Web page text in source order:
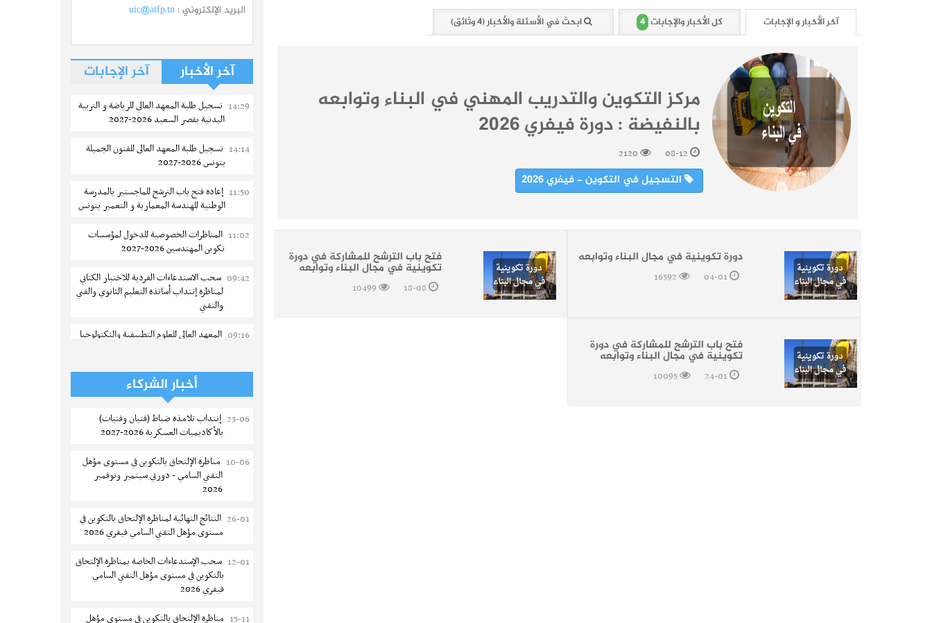
آخر الأخبار و الإجابات كل الأخبار والإجابات 4 ابحث في الأسئلة والأخبار (4 وثائق)
مركز التكوين والتدريب المهني في البناء وتوابعه
بالنفيضة : دورة فيفري 2026
08-12
2120
التسجيل في التكوين - فيفري 2026
دورة تكوينية في مجال البناء وتوابعه فتح باب الترشح للمشاركة في دورة
تكوينية في مجال البناء وتوابعه
18-08
10499
فتح باب الترشح للمشاركة في دورة
تكوينية في مجال البناء وتوابعه
البريد الإلكتروني :uic@atfp.tn
آخر الأخبار آخر الإجابات
14:29 تسجيل طلبة المعهد العالي للرياضة و التربية
البدنية بقصر السعيد 2026-2027
14:14 تسجيل طلبة المعهد العالى للفنون الجميلة
بتونس 2026-2027
11:50 إعادة فتح باب الترشح للماجستير بالمدرسة
الوطنية للهندسة المعمارية و التعمير بتونس
11:02 المناظرات الخصوصية للدخول لمؤسسات
تكوين المهندسين 2026-2027
09:42 سحب الاستدعاءات الفردية للاختبار الكتابي
لمناظرة إنتداب أساتذة التعليم الثانوي والفني
والتقني
09:16 المعهد العالي للعلوم التطبيقية والتكنولوجيا
الترشح للماجستير بالمعهد العالي لمهن
الموضة بالمنستير 2026-2027
06-08 سحب إستدعاء مناظرة إعادة التوجيه أوت
2026 - جامعة سوسة
05-08 تمديد آجال الترشح للماجستير بالمعهد
2027
05-08 بلاغ حول مواعيد الترسيم المدرسي عن بعد
بعنوان السنة الدراسية 2026-2027
05-08 الإعلان عن نتائج الدورة الرئيسية للتوجيه
الجامعي - باكالوريا 2026
أخبار الشركاء
23-06 إنتداب تلامذة ضباط (فتيان وفتيات)
بالأكاديميات العسكرية 2026-2027
10-06 مناظرة الإلتحاق بالتكوين في مستوى مؤهل
التقني السامي - دورتي سبتمبر ونوفمبر
2026
26-01 النتائج النهائية لمناظرة الإلتحاق بالتكوين في
مستوى مؤهل التقني السامي فيفري 2026
12-01 سحب الإستدعاءات الخاصة بمناظرة الإلتحاق
بالتكوين في مستوى مؤهل التقني السامي
فيفري 2026
15-11 مناظرة الإلتحاق بالتكوين في مستوى مؤهل